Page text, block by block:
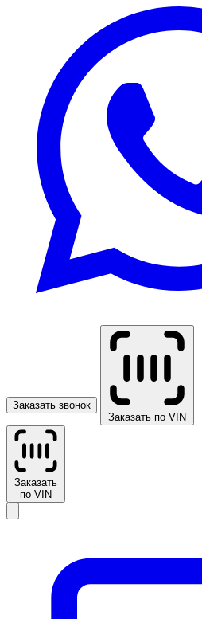
Заказать звонок
Заказать по VIN
Заказать
по VIN